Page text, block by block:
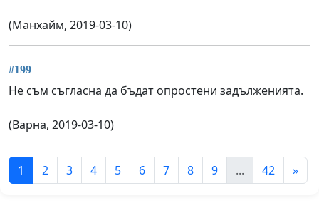
(Манхайм, 2019-03-10)
#199
Не съм съгласна да бъдат опростени задълженията.
(Варна, 2019-03-10)
1 2 3 4 5 6 7 8 9 ... 42 »